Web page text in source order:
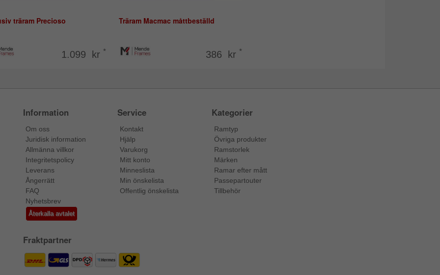
träram Precioso
1.099 kr *
Träram Macmac måttbeställd
386 kr *
Information
Om oss
Juridisk information
Allmänna villkor
Integritetspolicy
Leverans
Ångerrätt
FAQ
Nyhetsbrev
Återkalla avtalet
Service
Kontakt
Hjälp
Varukorg
Mitt konto
Minneslista
Min önskelista
Offentlig önskelista
Kategorier
Ramtyp
Övriga produkter
Ramstorlek
Märken
Ramar efter mått
Passepartouter
Tillbehör
Fraktpartner